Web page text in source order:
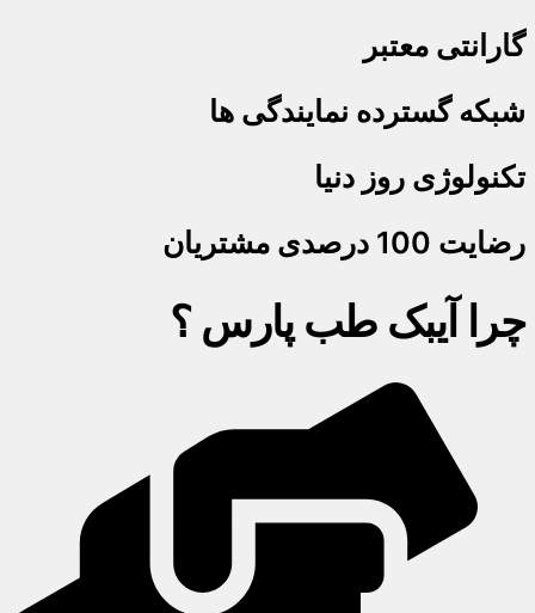
گارانتی معتبر
شبکه گسترده نمایندگی ها
تکنولوژی روز دنیا
رضایت 100 درصدی مشتریان
چرا آیبک طب پارس ؟